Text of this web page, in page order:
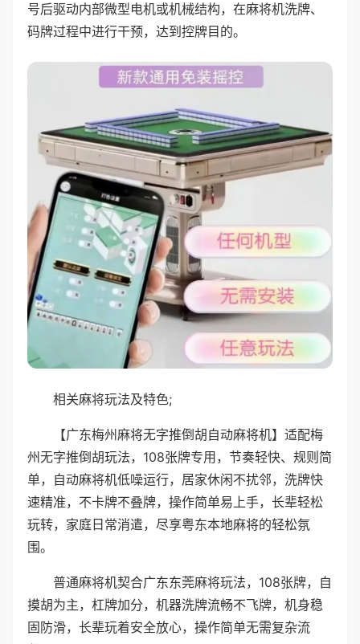
号后驱动内部微型电机或机械结构，在麻将机洗牌、
码牌过程中进行干预，达到控牌目的。
相关麻将玩法及特色;
【广东梅州麻将无字推倒胡自动麻将机】适配梅
州无字推倒胡玩法，108张牌专用，节奏轻快、规则简
单，自动麻将机低噪运行，居家休闲不扰邻，洗牌快
速精准，不卡牌不叠牌，操作简单易上手，长辈轻松
玩转，家庭日常消遣，尽享粤东本地麻将的轻松氛
围。
普通麻将机契合广东东莞麻将玩法，108张牌，自
摸胡为主，杠牌加分，机器洗牌流畅不飞牌，机身稳
固防滑，长辈玩着安全放心，操作简单无需复杂流